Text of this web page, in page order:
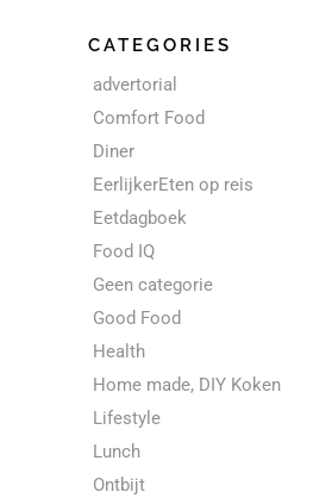
CATEGORIES
advertorial
Comfort Food
Diner
EerlijkerEten op reis
Eetdagboek
Food IQ
Geen categorie
Good Food
Health
Home made, DIY Koken
Lifestyle
Lunch
Ontbijt